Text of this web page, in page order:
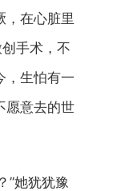
，在心脏里
手术，不
，生怕有一
愿意去的世
”她犹犹豫